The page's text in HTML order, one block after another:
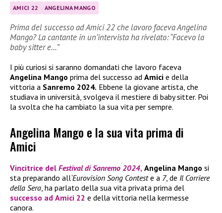
AMICI 22 ANGELINA MANGO
Prima del successo ad Amici 22 che lavoro faceva Angelina
Mango? La cantante in un’intervista ha rivelato: “Facevo la
baby sitter e…”
I più curiosi si saranno domandati che lavoro faceva
Angelina Mango prima del successo ad Amici e della
vittoria a Sanremo 2024. Ebbene la giovane artista, che
studiava in università, svolgeva il mestiere di baby sitter. Poi
la svolta che ha cambiato la sua vita per sempre.
Angelina Mango e la sua vita prima di
Amici
Vincitrice del Festival di Sanremo 2024, Angelina Mango si
sta preparando all‘Eurovision Song Conteste a 7, de Il Corriere
della Sera , ha parlato della sua vita privata prima del
successo ad Amici 22 e della vittoria nella kermesse
canora.